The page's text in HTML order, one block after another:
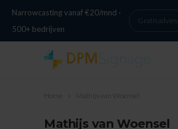
Narrowcasting vanaf €20/mnd ·
500+ bedrijven
Gratis advies
Home Mathijs van Woensel
Mathijs van Woensel